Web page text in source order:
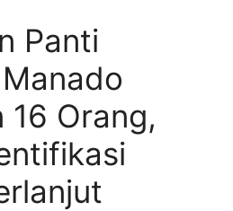
Panti
16 Orang,